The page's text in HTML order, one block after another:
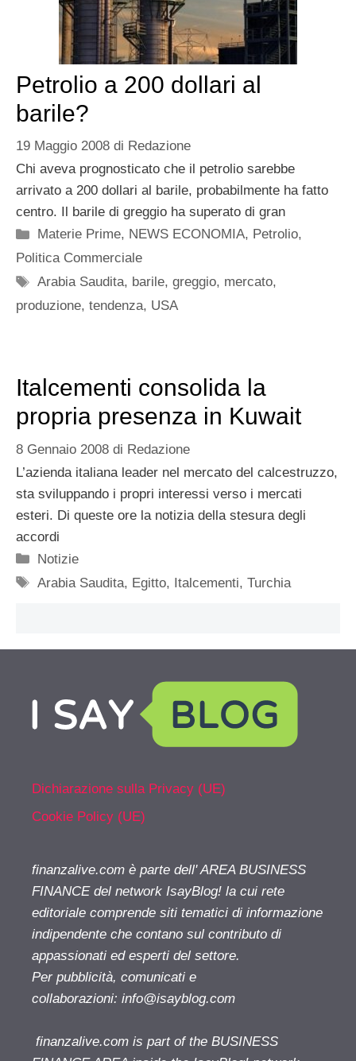
Petrolio a 200 dollari al
barile?
19 Maggio 2008 di Redazione
Chi aveva prognosticato che il petrolio sarebbe
arrivato a 200 dollari al barile, probabilmente ha fatto
centro. Il barile di greggio ha superato di gran
Categorie
Materie Prime, NEWS ECONOMIA, Petrolio,
Politica Commerciale
Tag
Arabia Saudita, barile,greggio, mercato,
produzione, tendenza, USA
Italcementi consolida la
propria presenza in Kuwait
8 Gennaio 2008 di Redazione
L’azienda italiana leader nel mercato del calcestruzzo,
sta sviluppando i propri interessi verso i mercati
esteri. Di queste ore la notizia della stesura degli
accordi
Categorie
Notizie
Tag
Arabia Saudita, Egitto, Italcementi,Turchia
Dichiarazione sulla Privacy (UE)
Cookie Policy (UE)
finanzalive.com è parte dell' AREA BUSINESS
FINANCE del network IsayBlog! la cui rete
editoriale comprende siti tematici di informazione
indipendente che contano sul contributo di
appassionati ed esperti del settore.
Per pubblicità, comunicati e
collaborazioni: info@isayblog.com
finanzalive.com is part of the BUSINESS